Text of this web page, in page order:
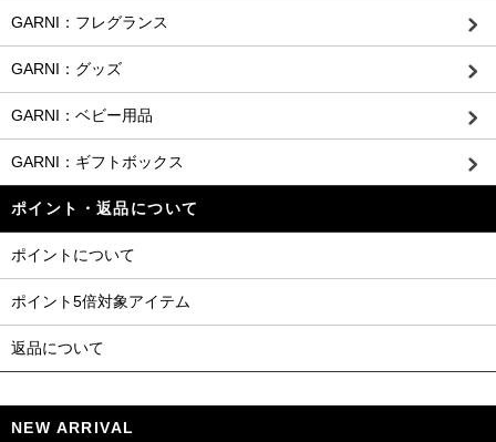
GARNI：フレグランス
GARNI：グッズ
GARNI：ベビー用品
GARNI：ギフトボックス
ポイント・返品について
ポイントについて
ポイント5倍対象アイテム
返品について
NEW ARRIVAL